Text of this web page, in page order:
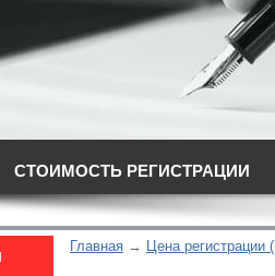
СТОИМОСТЬ РЕГИСТРАЦИИ
Главная Цена регистрации